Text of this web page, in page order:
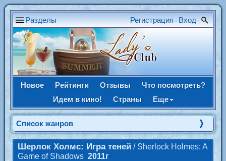
Разделы Регистрация • Вход
Новое Рейтинги Отзывы
Что посмотреть?
Идем в кино!
Страны Еще
Список жанров
Шерлок Холмс: Игра теней / Sherlock Holmes: A
Game of Shadows 2011г